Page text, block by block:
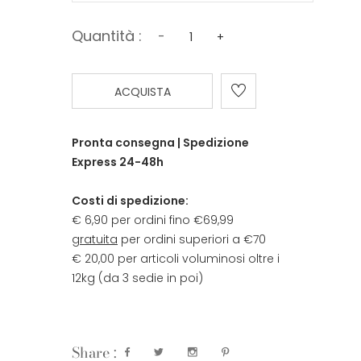
Quantità : - +
ACQUISTA
Pronta consegna | Spedizione
Express 24-48h
Costi di spedizione:
€ 6,90 per ordini fino €69,99
gratuita per ordini superiori a €70
€ 20,00 per articoli voluminosi oltre i
12kg (da 3 sedie in poi)
Share :